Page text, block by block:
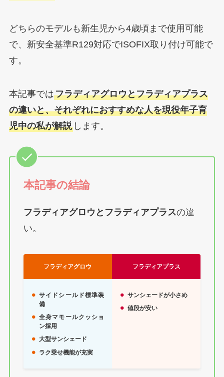
どちらのモデルも新生児から4歳頃まで使用可能
で、新安全基準R129対応でISOFIX取り付け可能で
す。
本記事ではフラディアグロウとフラディアプラス
の違いと、それぞれにおすすめな人を現役年子育
児中の私が解説します。
本記事の結論
フラディアグロウとフラディアプラスの違
い。
フラディアグロウ フラディアプラス
サイドシールド標準装
備
全身マモールクッショ
ン採用
大型サンシェード
ラク乗せ機能が充実
サンシェードが小さめ
値段が安い